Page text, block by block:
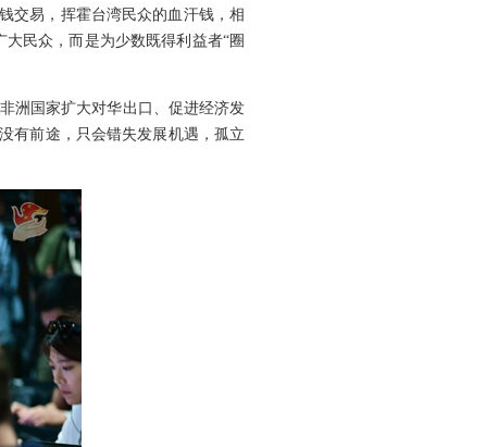
交易，挥霍台湾民众的血汗钱，相
民众，而是为少数既得利益者“圈
洲国家扩大对华出口、促进经济发
有前途，只会错失发展机遇，孤立